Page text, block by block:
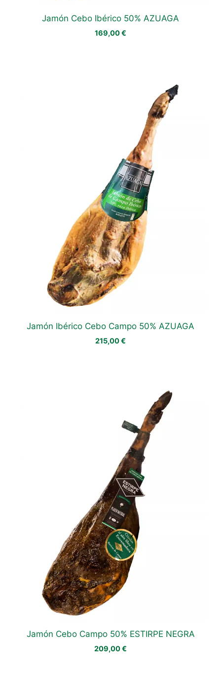
Jamón Cebo Ibérico 50% AZUAGA
169,00€
Jamón Ibérico Cebo Campo 50% AZUAGA
215,00€
Jamón Cebo Campo 50% ESTIRPE NEGRA
209,00€